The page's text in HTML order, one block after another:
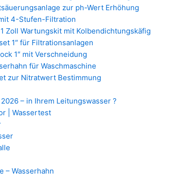
zur ph-Wert Erhöhung
4-Stufen-Filtration
1 Zoll Wartungskit mit Kolbendichtungskäfig
1″ für Filtrationsanlagen
1″ mit Verschneidung
für Waschmaschine
zur Nitratwert Bestimmung
– in Ihrem Leitungswasser ?
| Wassertest
– Wasserhahn